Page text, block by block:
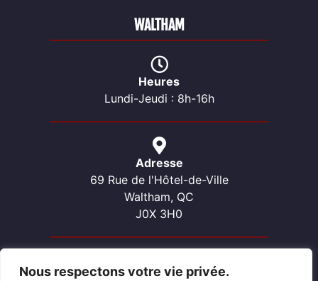
Nous respectons votre vie privée.
Heures
Lundi-Jeudi : 8h-16h
Adresse
69 Rue de l'Hôtel-de-Ville
Waltham, QC
J0X 3H0
Contactez-nous
WALTHAM